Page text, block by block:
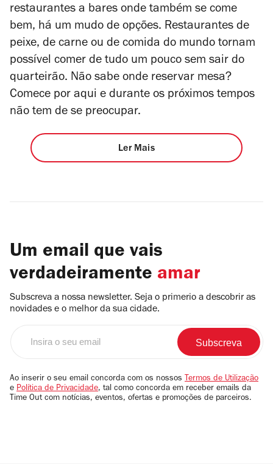
restaurantes a bares onde também se come
bem, há um mudo de opções. Restaurantes de
peixe, de carne ou de comida do mundo tornam
possível comer de tudo um pouco sem sair do
quarteirão. Não sabe onde reservar mesa?
Comece por aqui e durante os próximos tempos
não tem de se preocupar.
Ler Mais
Um email que vais
verdadeiramente amar
Subscreva a nossa newsletter. Seja o primerio a descobrir as
novidades e o melhor da sua cidade.
email
Ao inserir o seu email concorda com os nossos Termos de Utilização
e Política de Privacidade, tal como concorda em receber emails da
Time Out com notícias, eventos, ofertas e promoções de parceiros.